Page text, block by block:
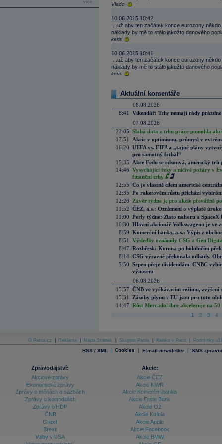
více... Vlado
10.06.2015 10:42
....už aby ten začátek konce eurozony
náklady by mě to stálo jakožto danového
keris
10.06.2015 10:41
....už aby ten začátek konce eurozony
náklady by mě to stálo jakožto danového
keris
Aktuální komentáře
08.08.2026
8:41
Víkendář: Trhy nemají rády prázdné
07.08.2026
22:05 Slabá data z trhu práce pomohla
17:51
Akcie v optimismu, průmysl v
16:20 UEFA vs. FIFA a „tajné plány
pro samotný fotbal“
15:35
Akce Fedu se odsouvá, americký
14:46 Vysychající řeky a ničivé požáry v
finanční trhy
12:55 Co je vlastně cílem americké
12:35 Po raketovém růstu přichází
12:26
Závěr týdne je pro akcie převážně
11:52 ČEZ, a.s.: Oznámení o výplatě
11:00 Perly týdne: Zlato nahoru a SpaceX
10:30 Hlavní akcionář Volkswagenu je ve
8:59 Komerční banka, a.s.: Výpis z
8:51
Výsledky oznámily CSG a Gen
8:47 Rozbřesk: Koruna po holubičím
8:14 CSG výrazně překonala odhady.
5:50 Srpen přeje dividendám. CNBC
výnosem
06.08.2026
15:57 ČNB ve vyčkávacím režimu, zvýšení
15:31
Zásoby plynu v EU jsou pro toto
14:47 Růst MercadoLibre akceleruje na
1 2 3 4
O Patria.cz Reklama Mapa Stránek Skupina Patria Kariéra v Patrii Podmínky
RSS / XML | Cookies | E-mail newsletter | SMS
Zpravodajství:
Akciové zprávy
Ekonomické zprávy
Zprávy o měnách a sazbách
Zprávy o komoditách
Zprávy o HDP
ČNB
Grexit
Brexit
Volby v USA
Akcie:
Akcie ČEZ
Akcie NWR
Akcie Komerční banka
Akcie Erste Bank
Akcie O2
Akcie Kofola
Akcie Apple
Akcie Facebook
Akcie BMW